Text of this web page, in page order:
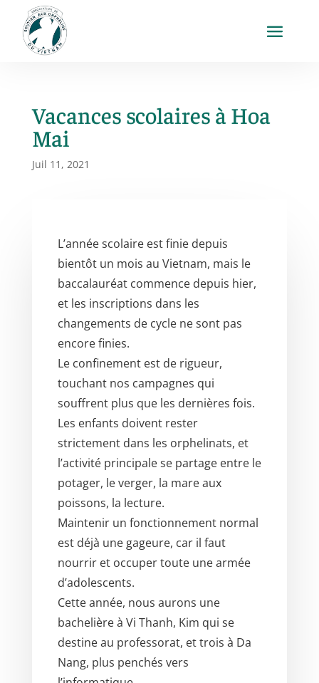
Vacances scolaires à Hoa
Mai
Juil 11, 2021
L’année scolaire est finie depuis
bientôt un mois au Vietnam, mais le
baccalauréat commence depuis hier,
et les inscriptions dans les
changements de cycle ne sont pas
encore finies.
Le confinement est de rigueur,
touchant nos campagnes qui
souffrent plus que les dernières fois.
Les enfants doivent rester
strictement dans les orphelinats, et
l’activité principale se partage entre le
potager, le verger, la mare aux
poissons, la lecture.
Maintenir un fonctionnement normal
est déjà une gageure, car il faut
nourrir et occuper toute une armée
d’adolescents.
Cette année, nous aurons une
bachelière à Vi Thanh, Kim qui se
destine au professorat, et trois à Da
Nang, plus penchés vers